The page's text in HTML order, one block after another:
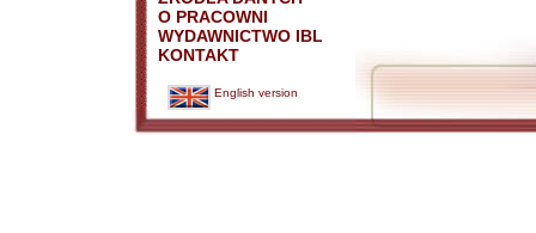
O PRACOWNI
WYDAWNICTWO IBL
KONTAKT
English version